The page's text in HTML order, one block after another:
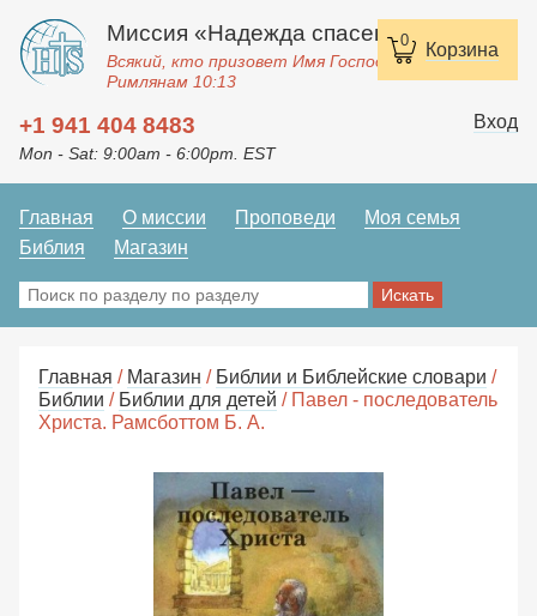
0 Корзина
Миссия «Надежда спасения»
Всякий, кто призовет Имя Господне, спасется.
Римлянам 10:13
+1 941 404 8483
Mon - Sat: 9:00am - 6:00pm. EST
Вход
Главная О миссии Проповеди
Моя семья
Библия
Магазин
Главная / Магазин / Библии и Библейские словари /
Библии / Библии для детей / Павел - последователь
Христа. Рамсботтом Б. А.